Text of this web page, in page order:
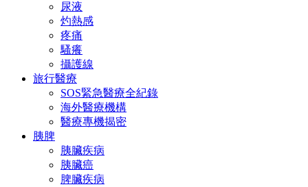
尿液
灼熱感
疼痛
騷癢
攝護線
旅行醫療
SOS緊急醫療全紀錄
海外醫療機構
醫療專機揭密
胰脾
胰臟疾病
胰臟癌
脾臟疾病